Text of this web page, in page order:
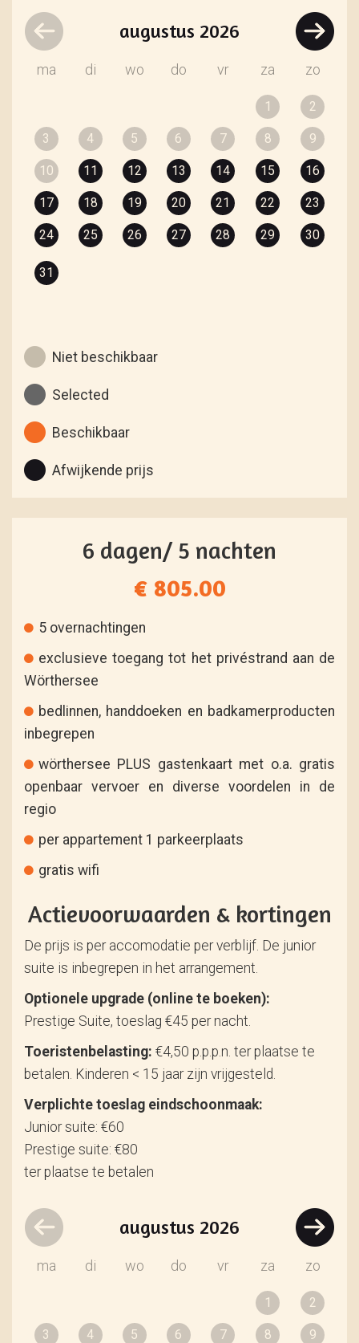
augustus 2026
ma di wo do vr za zo
1 2
3 4 5 6 7 8 9
10 11 12 13 14 15 16
17 18 19 20 21 22 23
24 25 26 27 28 29 30
31
Niet beschikbaar
Selected
Beschikbaar
Afwijkende prijs
6 dagen/ 5 nachten
€ 805.00
5 overnachtingen
exclusieve toegang tot het privéstrand aan de
Wörthersee
bedlinnen, handdoeken en badkamerproducten
inbegrepen
wörthersee PLUS gastenkaart met o.a. gratis
openbaar vervoer en diverse voordelen in de
regio
per appartement 1 parkeerplaats
gratis wifi
Actievoorwaarden & kortingen
De prijs is per accomodatie per verblijf. De junior
suite is inbegrepen in het arrangement.
Optionele upgrade (online te boeken):
Prestige Suite, toeslag €45 per nacht.
Toeristenbelasting: €4,50 p.p.p.n. ter plaatse te
betalen. Kinderen < 15 jaar zijn vrijgesteld.
Verplichte toeslag eindschoonmaak:
Junior suite: €60
Prestige suite: €80
ter plaatse te betalen
augustus 2026
ma di wo do vr za zo
1 2
3 4 5 6 7 8 9